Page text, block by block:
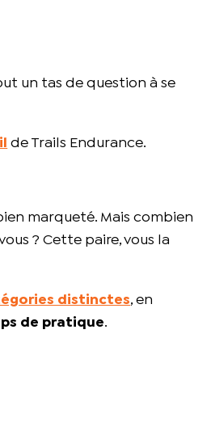
un tas de question à se
de Trails Endurance.
marqueté. Mais combien
? Cette paire, vous la
distinctes, en
de pratique.